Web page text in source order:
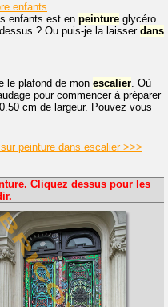
enfants
enfants est en peinture glycéro.
? Ou puis-je la laisser dans
le plafond de mon escalier. Où
pour commencer à préparer
cm de largeur. Pouvez vous
peinture dans escalier >>>
Cliquez dessus pour les